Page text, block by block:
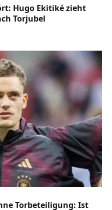
Hugo Ekitiké zieht
Torjubel
Torbeteiligung: Ist